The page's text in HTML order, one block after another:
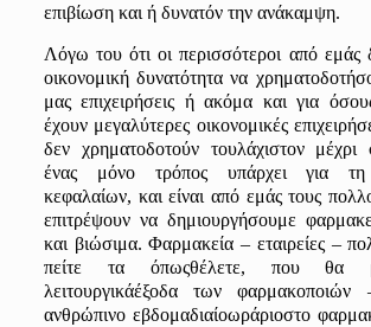
επιβίωση και ή δυνατόν την ανάκαμψη.
Λόγω τουότιοι περισσότεροι από εμάς
οικονομικήδυνατότητα να χρημα
μας επιχειρήσεις ή ακόμα καιγια
έχουν μεγαλύτερες οικονομικέςεπ
δεν χρηματοδοτούν τουλάχιστον μέχρι
ένας μόνο τρόπος υπάρχειγιατ
κεφαλαίων, καιείναι από εμάςτουςπ
επιτρέψουννα δημιουργήσουμε φαρμα
και βιώσιμα. Φαρμακεία – εταιρείες – π
πείτε τα όπωςθέλετε, πουθα
λειτουργικάέξοδατων φαρμακοποιών
ανθρώπινοεβδομαδιαίοωράριοστοφαρμα